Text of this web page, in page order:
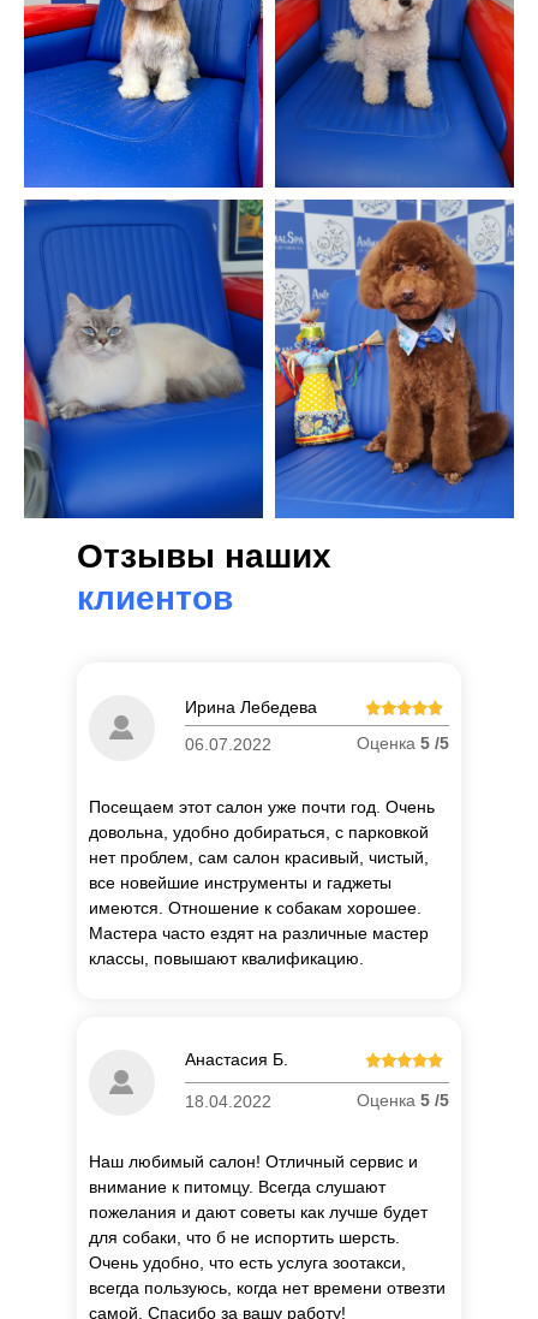
Отзывы наших
клиентов
Ирина Лебедева
06.07.2022
Оценка 5 /5
Посещаем этот салон уже почти год. Очень
довольна, удобно добираться, с парковкой
нет проблем, сам салон красивый, чистый,
все новейшие инструменты и гаджеты
имеются. Отношение к собакам хорошее.
Мастера часто ездят на различные мастер
классы, повышают квалификацию.
Анастасия Б.
18.04.2022 Оценка 5 /5
Наш любимый салон! Отличный сервис и
внимание к питомцу. Всегда слушают
пожелания и дают советы как лучше будет
для собаки, что б не испортить шерсть.
Очень удобно, что есть услуга зоотакси,
всегда пользуюсь, когда нет времени отвезти
самой. Спасибо за вашу работу!